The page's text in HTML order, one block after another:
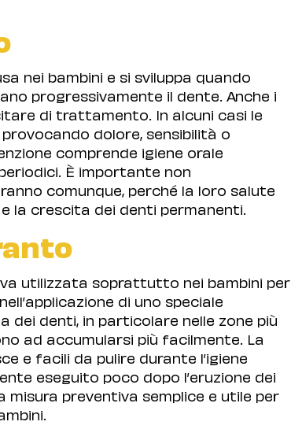
nei bambini e si sviluppa quando
progressivamente il dente. Anche i
di trattamento. In alcuni casi le
dolore, sensibilità o
comprende igiene orale
È importante non
comunque, perché la loro salute
la crescita dei denti permanenti.
utilizzata soprattutto nei bambini per
di uno speciale
denti, in particolare nelle zone più
ad accumularsi più facilmente. La
e facili da pulire durante l’igiene
eseguito poco dopo l’eruzione dei
preventiva semplice e utile per